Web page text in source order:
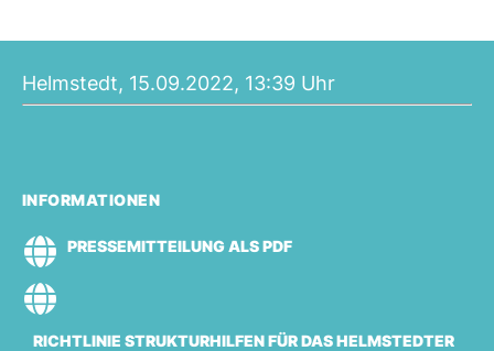
Helmstedt, 15.09.2022, 13:39 Uhr
INFORMATIONEN
PRESSEMITTEILUNG ALS PDF
RICHTLINIE STRUKTURHILFEN FÜR DAS HELMSTEDTER